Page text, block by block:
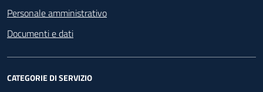
Personale amministrativo
Documenti e dati
CATEGORIE DI SERVIZIO